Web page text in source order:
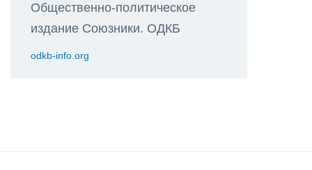
Общественно-политическое
издание Союзники. ОДКБ
odkb-info.org